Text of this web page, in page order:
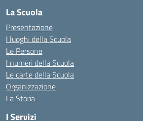
La Scuola
Presentazione
I luoghi della Scuola
Le Persone
I numeri della Scuola
Le carte della Scuola
Organizzazione
La Storia
I Servizi